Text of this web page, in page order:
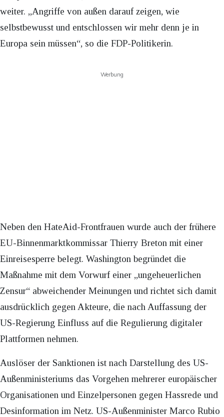
weiter. „Angriffe von außen darauf zeigen, wie
selbstbewusst und entschlossen wir mehr denn je in
Europa sein müssen“, so die FDP-Politikerin.
Werbung
Neben den HateAid-Frontfrauen wurde auch der frühere
EU-Binnenmarktkommissar Thierry Breton mit einer
Einreisesperre belegt. Washington begründet die
Maßnahme mit dem Vorwurf einer „ungeheuerlichen
Zensur“ abweichender Meinungen und richtet sich damit
ausdrücklich gegen Akteure, die nach Auffassung der
US-Regierung Einfluss auf die Regulierung digitaler
Plattformen nehmen.
Auslöser der Sanktionen ist nach Darstellung des US-
Außenministeriums das Vorgehen mehrerer europäischer
Organisationen und Einzelpersonen gegen Hassrede und
Desinformation im Netz. US-Außenminister Marco Rubio